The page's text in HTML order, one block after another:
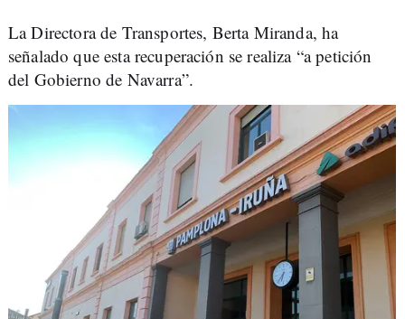
La Directora de Transportes, Berta Miranda, ha
señalado que esta recuperación se realiza “a petición
del Gobierno de Navarra”.